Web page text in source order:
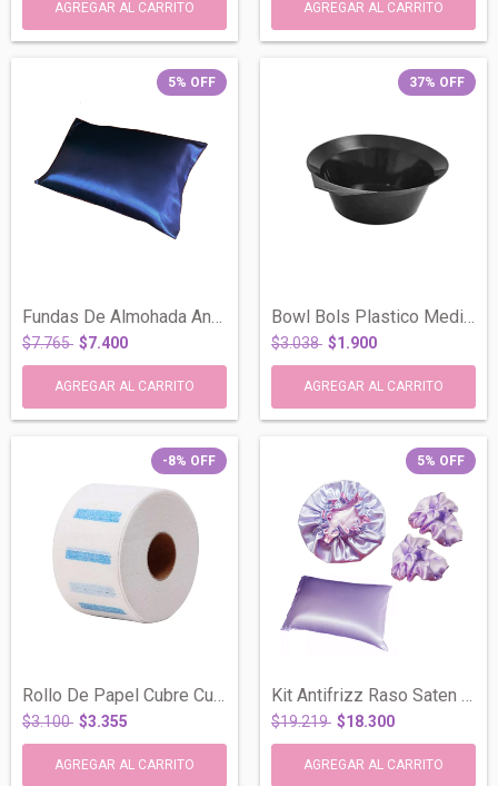
5% OFF
Fundas De Almohada Antifrizz Saten Raso...
$7.765 $7.400
37% OFF
Bowl Bols Plastico Mediano Base Antidesl...
$3.038 $1.900
-8% OFF
Rollo De Papel Cubre Cuello Barbería Pel...
$3.100 $3.355
5% OFF
Kit Antifrizz Raso Saten Gorro Funda Alm...
$19.219 $18.300